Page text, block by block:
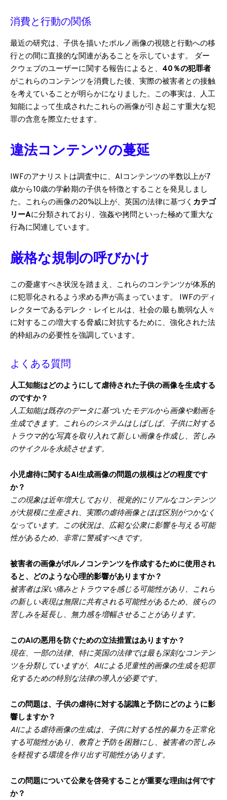
消費と行動の関係
最近の研究は、子供を描いたポルノ画像の視聴と行動への移
行との間に直接的な関連があることを示しています。 ダー
クウェブのユーザーに関する報告によると、 40％の犯罪者
がこれらのコンテンツを消費した後、実際の被害者との接触
を考えていることが明らかになりました。この事実は、人工
知能によって生成されたこれらの画像が引き起こす重大な犯
罪の含意を際立たせます。
違法コンテンツの蔓延
IWFのアナリストは調査中に、AIコンテンツの半数以上が7
歳から10歳の学齢期の子供を特徴とすることを発見しまし
た。これらの画像の20%以上が、英国の法律に基づく カテゴ
リーAに分類されており、強姦や拷問といった極めて重大な
行為に関連しています。
厳格な規制の呼びかけ
この憂慮すべき状況を踏まえ、これらのコンテンツが体系的
に犯罪化されるよう求める声が高まっています。 IWFのディ
レクターであるデレク・レイヒルは、社会の最も脆弱な人々
に対するこの増大する脅威に対抗するために、強化された法
的枠組みの必要性を強調しています。
よくある質問
人工知能はどのようにして虐待された子供の画像を生成する
のですか？
人工知能は既存のデータに基づいたモデルから画像や動画を
生成できます。これらのシステムはしばしば、子供に対する
トラウマ的な写真を取り入れて新しい画像を作成し、苦しみ
のサイクルを永続させます。
小児虐待に関するAI生成画像の問題の規模はどの程度です
か？
この現象は近年増大しており、視覚的にリアルなコンテンツ
が大規模に生産され、実際の虐待画像とほぼ区別がつかなく
なっています。この状況は、広範な公衆に影響を与える可能
性があるため、非常に警戒すべきです。
被害者の画像がポルノコンテンツを作成するために使用され
ると、どのような心理的影響がありますか？
被害者は深い痛みとトラウマを感じる可能性があり、これら
の新しい表現は無限に共有される可能性があるため、彼らの
苦しみを延長し、無力感を増幅させることがあります。
このAIの悪用を防ぐための立法措置はありますか？
現在、一部の法律、特に英国の法律では最も深刻なコンテン
ツを分類していますが、AIによる児童性的画像の生成を犯罪
化するための特別な法律の導入が必要です。
この問題は、子供の虐待に対する認識と予防にどのように影
響しますか？
AIによる虐待画像の生成は、子供に対する性的暴力を正常化
する可能性があり、教育と予防を困難にし、被害者の苦しみ
を軽視する環境を作り出す可能性があります。
この問題について公衆を啓発することが重要な理由は何です
か？